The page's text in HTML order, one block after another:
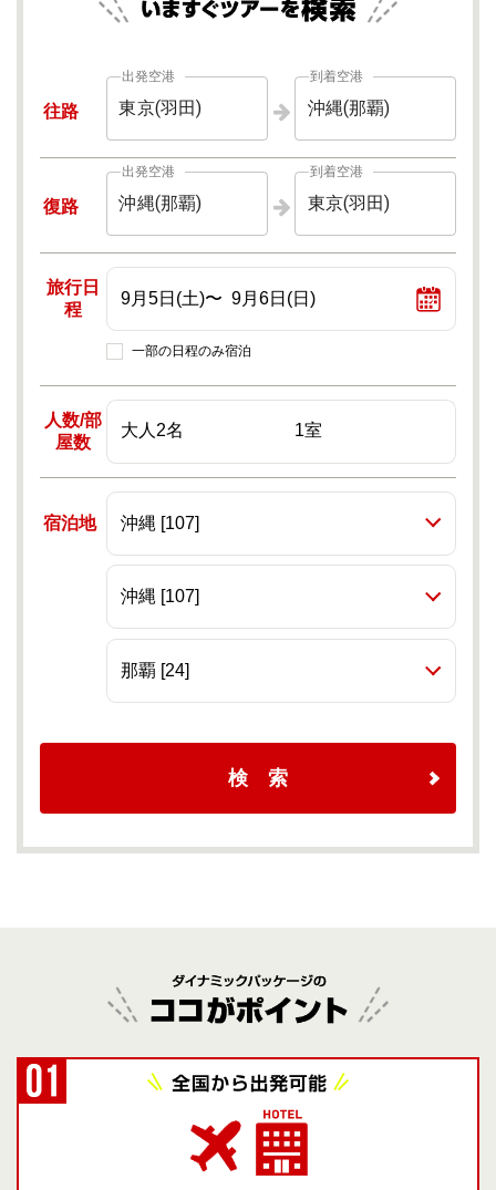
往路
出発空港
東京(羽田)
到着空港
沖縄(那覇)
復路
出発空港
沖縄(那覇)
到着空港
東京(羽田)
旅行日
程
一部の日程のみ宿泊
人数/部
屋数
宿泊地
検索